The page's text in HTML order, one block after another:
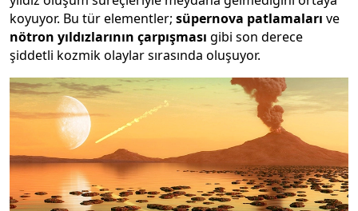
koyuyor. Bu tür elementler; süpernova patlamaları ve
nötron yıldızlarının çarpışması gibi son derece
şiddetli kozmik olaylar sırasında oluşuyor.